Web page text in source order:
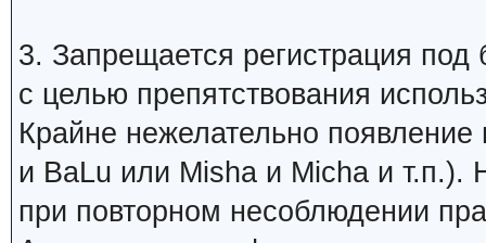
3. Запрещается регистрация
с целью препятствования
Крайне нежелательно
и BaLu или Misha и Micha и т.п.).
при повторном несоблюдении